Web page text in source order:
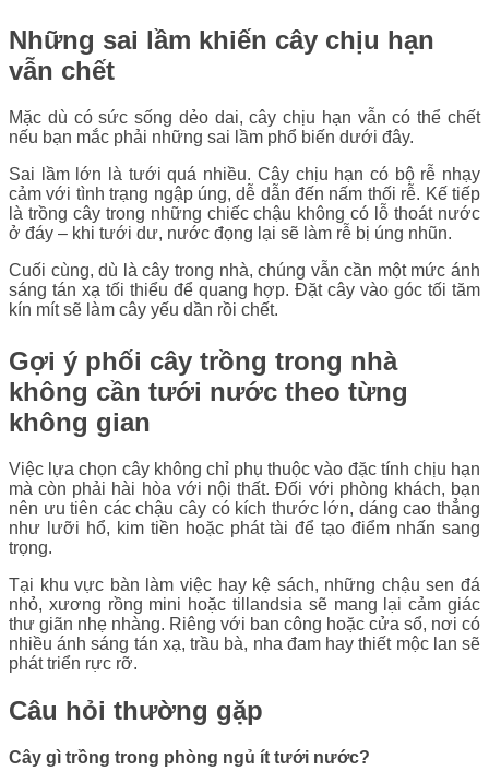
Những sai lầm khiến cây chịu hạn
vẫn chết
Mặc dù có sức sống dẻo dai, cây chịu hạn vẫn có thể chết
nếu bạn mắc phải những sai lầm phổ biến dưới đây.
Sai lầm lớn là tưới quá nhiều. Cây chịu hạn có bộ rễ nhạy
cảm với tình trạng ngập úng, dễ dẫn đến nấm thối rễ. Kế tiếp
là trồng cây trong những chiếc chậu không có lỗ thoát nước
ở đáy – khi tưới dư, nước đọng lại sẽ làm rễ bị úng nhũn.
Cuối cùng, dù là cây trong nhà, chúng vẫn cần một mức ánh
sáng tán xạ tối thiểu để quang hợp. Đặt cây vào góc tối tăm
kín mít sẽ làm cây yếu dần rồi chết.
Gợi ý phối cây trồng trong nhà
không cần tưới nước theo từng
không gian
Việc lựa chọn cây không chỉ phụ thuộc vào đặc tính chịu hạn
mà còn phải hài hòa với nội thất. Đối với phòng khách, bạn
nên ưu tiên các chậu cây có kích thước lớn, dáng cao thẳng
như lưỡi hổ, kim tiền hoặc phát tài để tạo điểm nhấn sang
trọng.
Tại khu vực bàn làm việc hay kệ sách, những chậu sen đá
nhỏ, xương rồng mini hoặc tillandsia sẽ mang lại cảm giác
thư giãn nhẹ nhàng. Riêng với ban công hoặc cửa sổ, nơi có
nhiều ánh sáng tán xạ, trầu bà, nha đam hay thiết mộc lan sẽ
phát triển rực rỡ.
Câu hỏi thường gặp
Cây gì trồng trong phòng ngủ ít tưới nước?